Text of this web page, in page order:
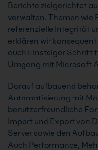
Berichte zielgerichtet
verwalten. Themen wie
referenzielle Integrität
erklären wir
auch Einsteiger Schritt
Umgang mit Microsoft
Darauf aufbauend
Automatisierung mit
benutzerfreundliche
Import und Export von
Server sowie den
Auch Performance,